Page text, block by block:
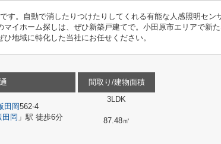
す。自動で消したりつけたりしてくれる有能な人感照明セン
イホーム探しは、ぜひ新築戸建てで。小田原市エリアで新
地域に特化した当社にお任せください。
田岡562-4
田岡 」駅 徒歩6分
間取り/建物面積
3LDK
87.48㎡